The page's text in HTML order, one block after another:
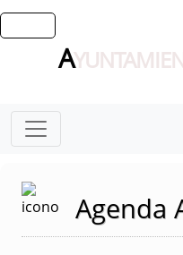
A
Agenda